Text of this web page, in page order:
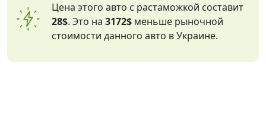
Цена этого авто с растаможкой составит
28$. Это на3172$ меньше рыночной
стоимости данного авто в Украине.